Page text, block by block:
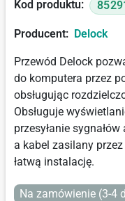
Kod produktu:
Producent: Delock
Przewód Delock
do komputera przez
obsługując
Obsługuje
przesyłanie
a kabel zasilany
łatwą instalację.
Na zamówienie (3-4